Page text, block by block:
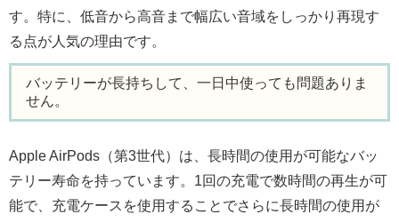
す。特に、低音から高音まで幅広い音域をしっかり再現す
る点が人気の理由です。
バッテリーが長持ちして、一日中使っても問題ありま
せん。
Apple AirPods（第3世代）は、長時間の使用が可能なバッ
テリー寿命を持っています。1回の充電で数時間の再生が可
能で、充電ケースを使用することでさらに長時間の使用が